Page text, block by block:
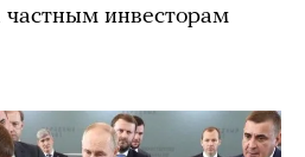
инвесторам